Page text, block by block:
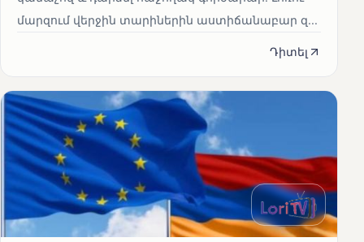
մարզում վերջին տարիներին աստիճանաբար զ...
Դիտել